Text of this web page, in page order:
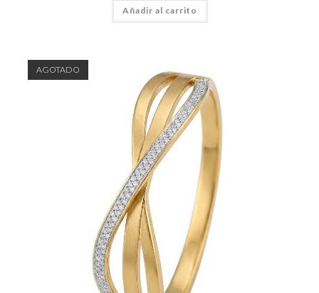
Añadir al carrito
AGOTADO